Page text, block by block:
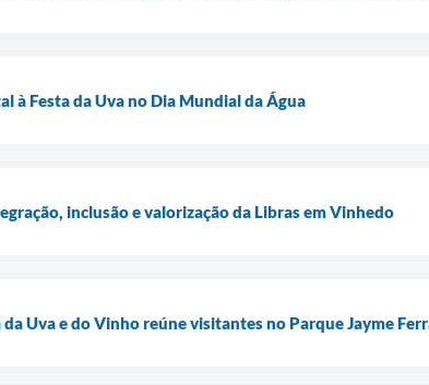
à Festa da Uva no Dia Mundial da Água
inclusão e valorização da Libras em Vinhedo
Uva e do Vinho reúne visitantes no Parque Jayme